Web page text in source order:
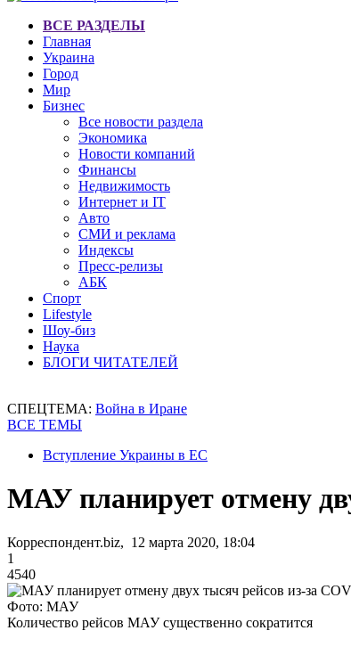
ВСЕ РАЗДЕЛЫ
Главная
Украина
Город
Мир
Бизнес
Все новости раздела
Экономика
Новости компаний
Финансы
Недвижимость
Интернет и IT
Авто
СМИ и реклама
Индексы
Пресс-релизы
АБК
Спорт
Lifestyle
Шоу-биз
Наука
БЛОГИ ЧИТАТЕЛЕЙ
СПЕЦТЕМА: Война в Иране
ВСЕ ТЕМЫ
Вступление Украины в ЕС
МАУ планирует отмену
Корреспондент.biz, 12 марта 2020, 18:04
1
4540
Фото: МАУ
Количество рейсов МАУ существенно сократится